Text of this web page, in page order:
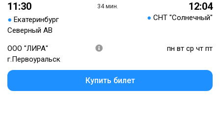
11:30
● Екатеринбург
Северный АВ
34 мин. 12:04
● СНТ "Солнечный"
ООО "ЛИРА"
г.Первоуральск
пн вт ср чт пт
Купить билет